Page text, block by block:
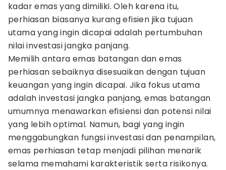
kadar emas yang dimiliki. Oleh karena itu,
perhiasan biasanya kurang efisien jika tujuan
utama yang ingin dicapai adalah pertumbuhan
nilai investasi jangka panjang.
Memilih antara emas batangan dan emas
perhiasan sebaiknya disesuaikan dengan tujuan
keuangan yang ingin dicapai. Jika fokus utama
adalah investasi jangka panjang, emas batangan
umumnya menawarkan efisiensi dan potensi nilai
yang lebih optimal. Namun, bagi yang ingin
menggabungkan fungsi investasi dan penampilan,
emas perhiasan tetap menjadi pilihan menarik
selama memahami karakteristik serta risikonya.